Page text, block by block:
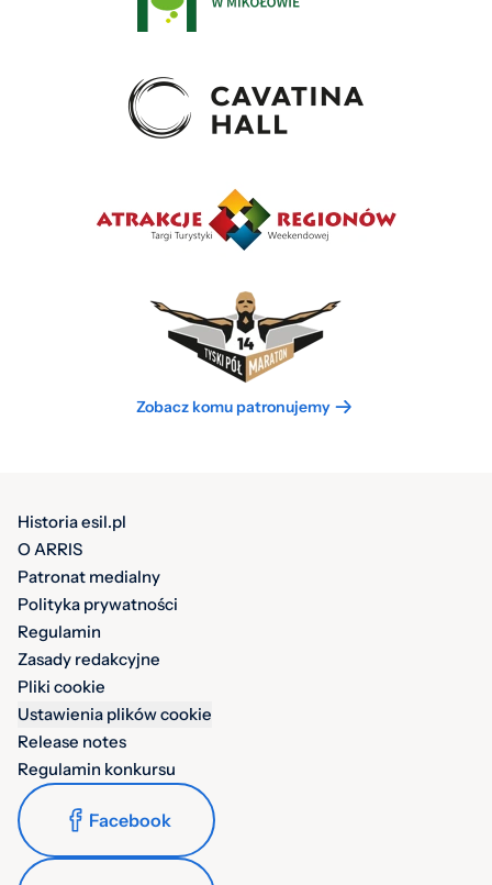
Zobacz komu patronujemy
Historia esil.pl
O ARRIS
Patronat medialny
Polityka prywatności
Regulamin
Zasady redakcyjne
Pliki cookie
Ustawienia plików cookie
Release notes
Regulamin konkursu
Facebook